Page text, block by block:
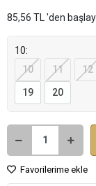
85,56 TL 'den
10:
10
11 12
19 20
Favorilerime ekle